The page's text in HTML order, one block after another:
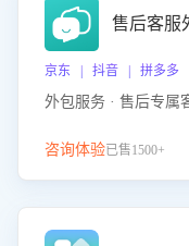
售后客服
京东 | 抖音 | 拼多多
外包服务 · 售后专属
咨询体验已售1500+